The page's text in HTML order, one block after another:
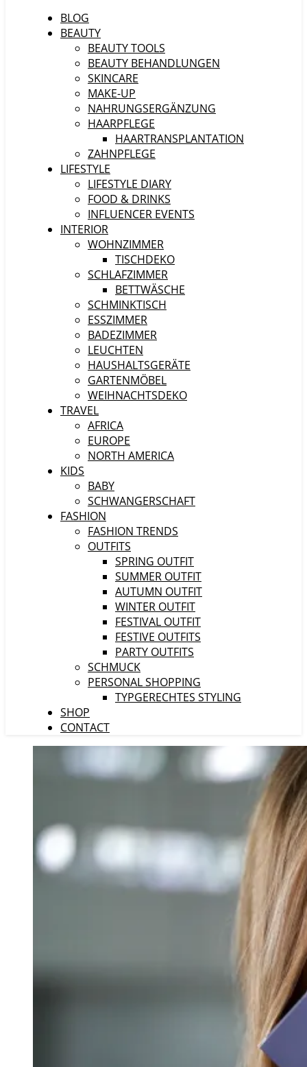
BLOG
BEAUTY
BEAUTY TOOLS
BEAUTY BEHANDLUNGEN
SKINCARE
MAKE-UP
NAHRUNGSERGÄNZUNG
HAARPFLEGE
HAARTRANSPLANTATION
ZAHNPFLEGE
LIFESTYLE
LIFESTYLE DIARY
FOOD & DRINKS
INFLUENCER EVENTS
INTERIOR
WOHNZIMMER
TISCHDEKO
SCHLAFZIMMER
BETTWÄSCHE
SCHMINKTISCH
ESSZIMMER
BADEZIMMER
LEUCHTEN
HAUSHALTSGERÄTE
GARTENMÖBEL
WEIHNACHTSDEKO
TRAVEL
AFRICA
EUROPE
NORTH AMERICA
KIDS
BABY
SCHWANGERSCHAFT
FASHION
FASHION TRENDS
OUTFITS
SPRING OUTFIT
SUMMER OUTFIT
AUTUMN OUTFIT
WINTER OUTFIT
FESTIVAL OUTFIT
FESTIVE OUTFITS
PARTY OUTFITS
SCHMUCK
PERSONAL SHOPPING
TYPGERECHTES STYLING
SHOP
CONTACT